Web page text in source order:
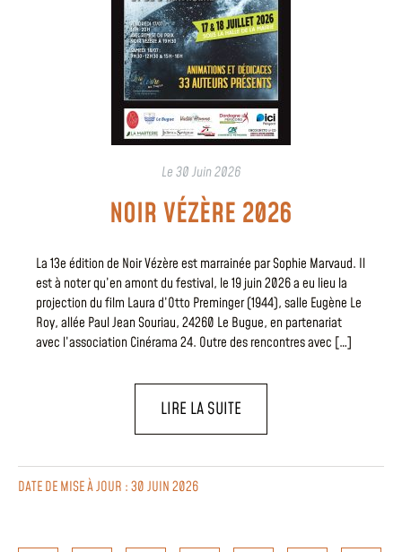
Le30 Juin 2026
NOIR VÉZÈRE 2026
La 13e édition de Noir Vézère est marrainée par Sophie Marvaud. Il
est à noter qu’en amont du festival, le 19 juin 2026 a eu lieu la
projection du film Laura d’Otto Preminger (1944), salle Eugène Le
Roy, allée Paul Jean Souriau, 24260 Le Bugue, en partenariat
avec l’association Cinérama 24. Outre des rencontres avec […]
LIRE LA SUITE
DATE DE MISE À JOUR : 30 JUIN 2026